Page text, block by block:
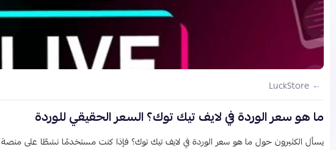
LuckStore
ما هو سعر الوردة في لايف تيك توك؟ السعر الحقيقي للوردة
يسأل الكثيرون حول ما هو سعر الوردة في لايف تيك توك؟ فإذا كنت مستخدمًا نشطًا على منصة